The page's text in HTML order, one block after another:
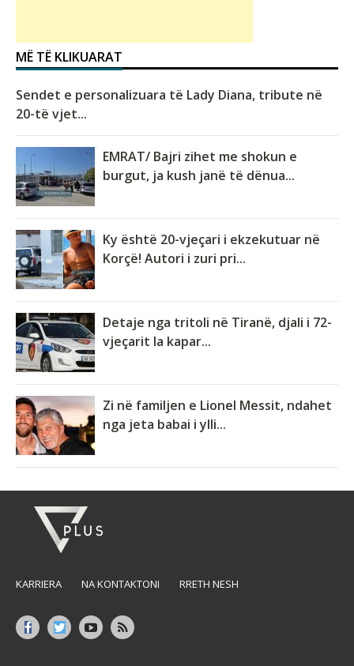
MË TË KLIKUARAT
Sendet e personalizuara të Lady Diana, tribute në
20-të vjet...
EMRAT/ Bajri zihet me shokun e
burgut, ja kush janë të dënua...
Ky është 20-vjeçari i ekzekutuar në
Korçë! Autori i zuri pri...
Detaje nga tritoli në Tiranë, djali i 72-
vjeçarit la kapar...
Zi në familjen e Lionel Messit, ndahet
nga jeta babai i ylli...
KARRIERA NA KONTAKTONI RRETH NESH